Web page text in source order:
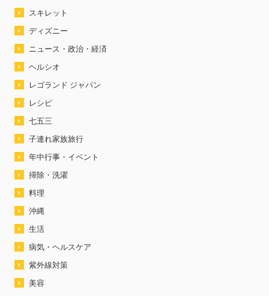
スキレット
ディズニー
ニュース・政治・経済
ヘルシオ
レゴランド ジャパン
レシピ
七五三
子連れ家族旅行
年中行事・イベント
掃除・洗濯
料理
沖縄
生活
病気・ヘルスケア
紫外線対策
美容